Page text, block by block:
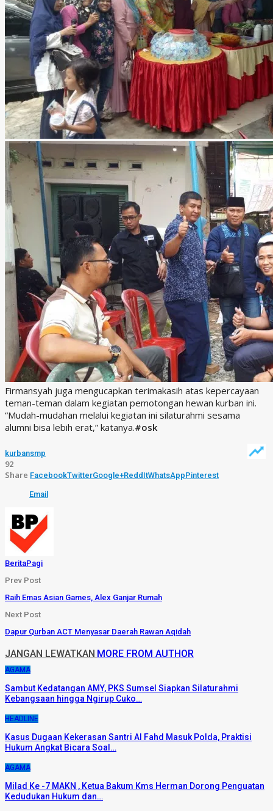
Firmansyah juga mengucapkan terimakasih atas kepercayaan
teman-teman dalam kegiatan pemotongan hewan kurban ini.
“Mudah-mudahan melalui kegiatan ini silaturahmi sesama
alumni bisa lebih erat,” katanya.#osk
kurbansmp
92
Share FacebookTwitterGoogle+ReddItWhatsAppPinterest
Email
BeritaPagi
Prev Post
Raih Emas Asian Games, Alex Ganjar Rumah
Next Post
Dapur Qurban ACT Menyasar Daerah Rawan Aqidah
JANGAN LEWATKAN MORE FROM AUTHOR
AGAMA
Sambut Kedatangan AMY, PKS Sumsel Siapkan Silaturahmi
Kebangsaan hingga Ngirup Cuko…
HEADLINE
Kasus Dugaan Kekerasan Santri Al Fahd Masuk Polda, Praktisi
Hukum Angkat Bicara Soal…
AGAMA
Milad Ke -7 MAKN , Ketua Bakum Kms Herman Dorong Penguatan
Kedudukan Hukum dan…